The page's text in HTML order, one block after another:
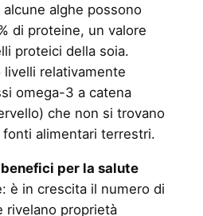
alghe possono
di proteine, un valore
proteici della soia.
relativamente
omega-3 a catena
che non si trovano
alimentari terrestri.
per la salute
è in crescita il numero di
rivelano proprietà